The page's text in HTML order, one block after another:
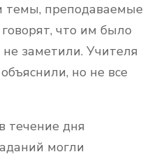
темы, преподаваемые
что им было
заметили. Учителя
но не все
течение дня
могли